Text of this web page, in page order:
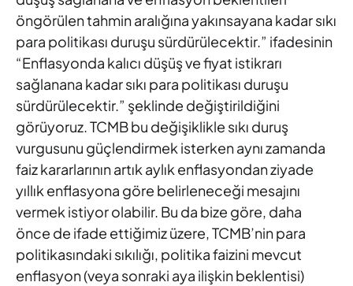
öngörülen tahmin aralığına yakınsayana kadar sıkı
para politikası duruşu sürdürülecektir.” ifadesinin
“Enflasyonda kalıcı düşüş ve fiyat istikrarı
sağlanana kadar sıkı para politikası duruşu
sürdürülecektir.” şeklinde değiştirildiğini
görüyoruz. TCMB bu değişiklikle sıkı duruş
vurgusunu güçlendirmek isterken aynı zamanda
faiz kararlarının artık aylık enflasyondan ziyade
yıllık enflasyona göre belirleneceği mesajını
vermek istiyor olabilir. Bu da bize göre, daha
önce de ifade ettiğimiz üzere, TCMB’nin para
politikasındaki sıkılığı, politika faizini mevcut
enflasyon (veya sonraki aya ilişkin beklentisi)